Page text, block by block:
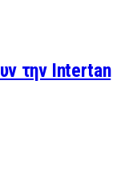
την Intertan